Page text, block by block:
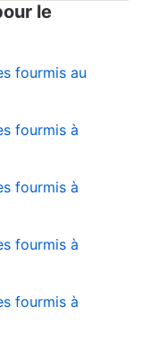
le
fourmis au
fourmis à
fourmis à
fourmis à
fourmis à